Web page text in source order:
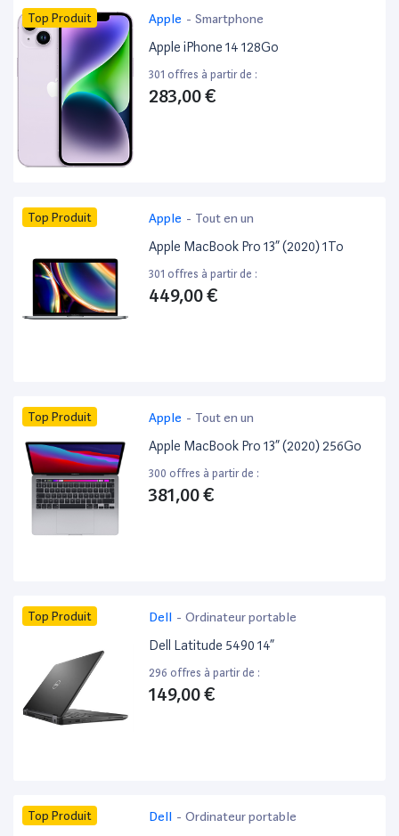
Top Produit Apple - Smartphone
Apple iPhone 14 128Go
301 offres à partir de :
283,00 €
Top Produit Apple - Tout en un
Apple MacBook Pro 13” (2020) 1To
301 offres à partir de :
449,00 €
Top Produit Apple - Tout en un
Apple MacBook Pro 13” (2020) 256Go
300 offres à partir de :
381,00 €
Top Produit Dell - Ordinateur portable
Dell Latitude 5490 14”
296 offres à partir de :
149,00 €
Top Produit Dell - Ordinateur portable